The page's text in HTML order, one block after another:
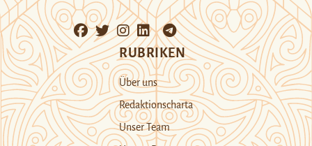
RUBRIKEN
Über uns
Redaktionscharta
Unser Team